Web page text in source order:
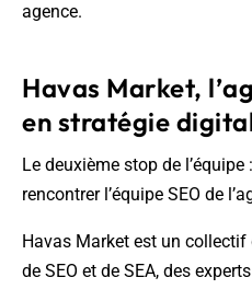
agence.
Havas Market,
en stratégie
Le deuxième stop de
rencontrer l’équipe SEO de
Havas Market est un
de SEO et de SEA, des